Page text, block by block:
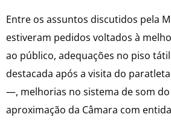
Entre os assuntos discutidos pela
estiveram pedidos voltados à
ao público, adequações no piso
destacada após a visita do
—, melhorias no sistema de som
aproximação da Câmara com